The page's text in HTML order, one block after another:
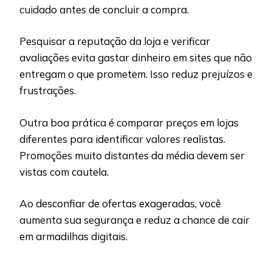
cuidado antes de concluir a compra.
Pesquisar a reputação da loja e verificar
avaliações evita gastar dinheiro em sites que não
entregam o que prometem. Isso reduz prejuízos e
frustrações.
Outra boa prática é comparar preços em lojas
diferentes para identificar valores realistas.
Promoções muito distantes da média devem ser
vistas com cautela.
Ao desconfiar de ofertas exageradas, você
aumenta sua segurança e reduz a chance de cair
em armadilhas digitais.